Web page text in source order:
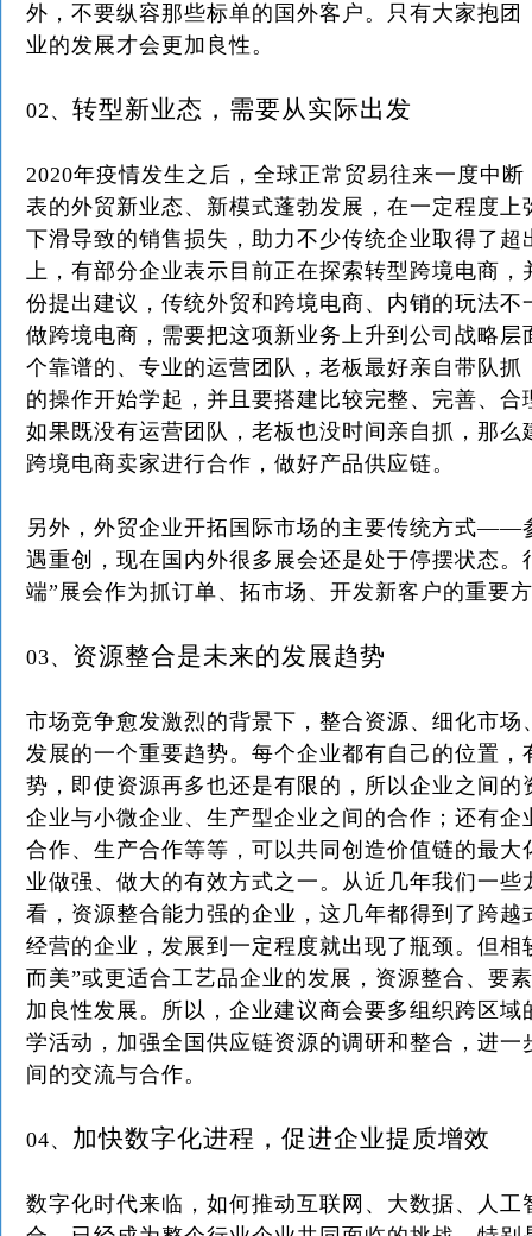
外，不要纵容那些标单的国外客户。只有大家抱团
业的发展才会更加良性。
02、 转型新业态，需要从实际出发
2020年疫情发生之后，全球正常贸易往来一度中
表的外贸新业态、新模式蓬勃发展，在一定程度上
下滑导致的销售损失，助力不少传统企业取得了超
上，有部分企业表示目前正在探索转型跨境电商，
份提出建议，传统外贸和跨境电商、内销的玩法不
做跨境电商，需要把这项新业务上升到公司战略层
个靠谱的、专业的运营团队，老板最好亲自带队抓
的操作开始学起，并且要搭建比较完整、完善、合
如果既没有运营团队，老板也没时间亲自抓，那么
跨境电商卖家进行合作，做好产品供应链。
另外，外贸企业开拓国际市场的主要传统方式——
遇重创，现在国内外很多展会还是处于停摆状态。
端”展会作为抓订单、拓市场、开发新客户的重要
03、 资源整合是未来的发展趋势
市场竞争愈发激烈的背景下，整合资源、细化市场
发展的一个重要趋势。每个企业都有自己的位置，
势，即使资源再多也还是有限的，所以企业之间的
企业与小微企业、生产型企业之间的合作；还有企
合作、生产合作等等，可以共同创造价值链的最大
业做强、做大的有效方式之一。从近几年我们一些
看，资源整合能力强的企业，这几年都得到了跨越
经营的企业，发展到一定程度就出现了瓶颈。但相
而美”或更适合工艺品企业的发展，资源整合、要
加良性发展。所以，企业建议商会要多组织跨区域
学活动，加强全国供应链资源的调研和整合，进一
间的交流与合作。
04、 加快数字化进程，促进企业提质增效
数字化时代来临，如何推动互联网、大数据、人工